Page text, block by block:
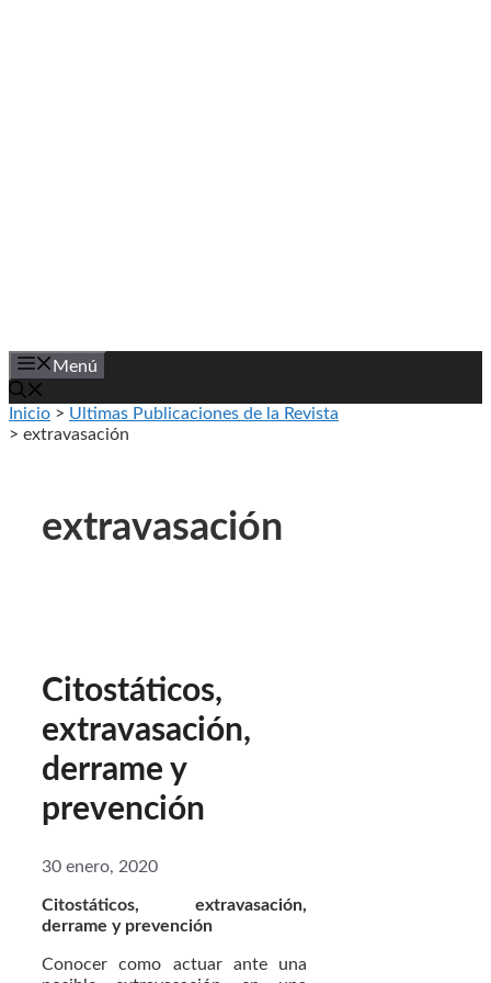
Menú
Inicio > Ultimas Publicaciones de la Revista
> extravasación
extravasación
Citostáticos,
extravasación,
derrame y
prevención
30 enero, 2020
Citostáticos, extravasación,
derrame y prevención
Conocer como actuar ante una